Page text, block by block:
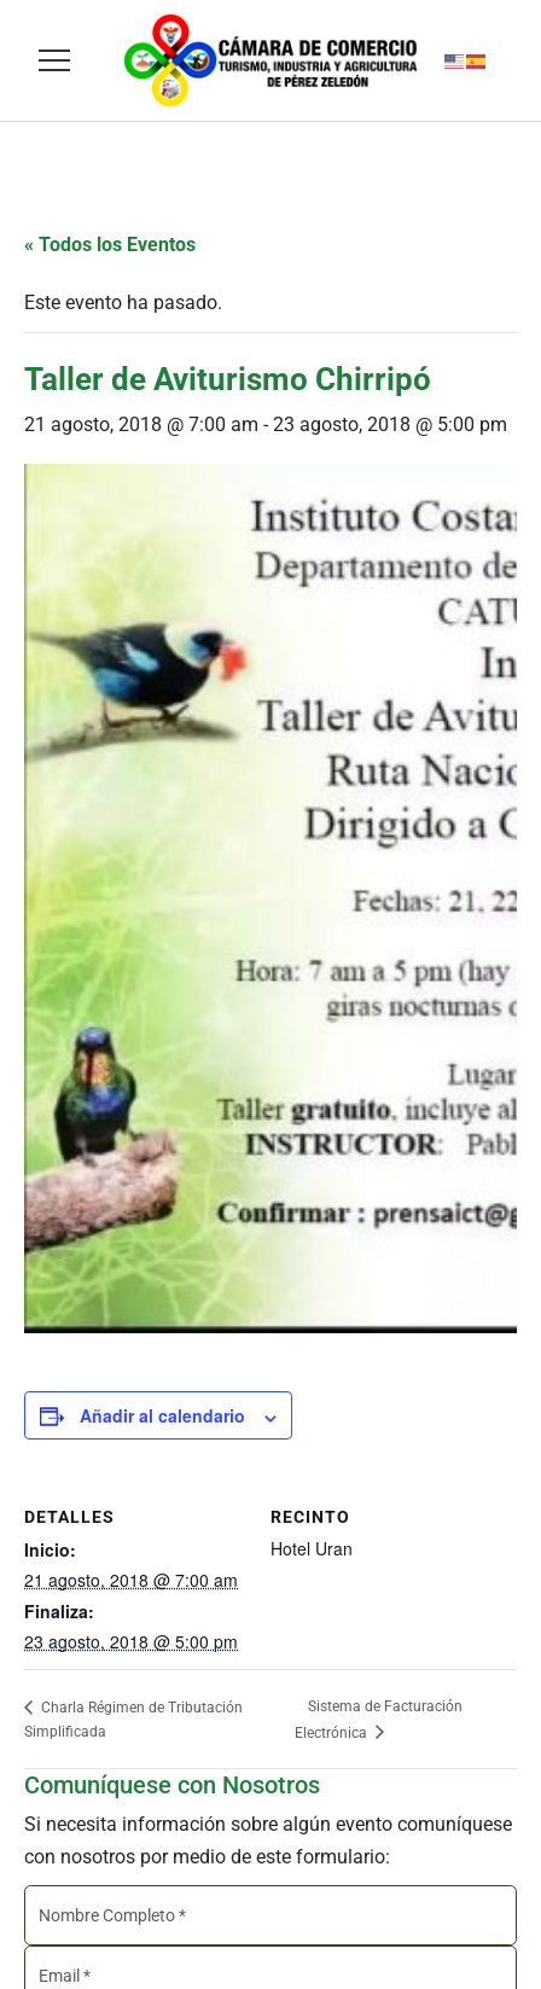
« Todos los Eventos
Este evento ha pasado.
Taller de Aviturismo Chirripó
21 agosto, 2018 @ 7:00 am -23 agosto, 2018 @ 5:00 pm
Añadir al calendario
DETALLES
Inicio:
21 agosto, 2018 @ 7:00 am
Finaliza:
23 agosto, 2018 @ 5:00 pm
RECINTO
Hotel Uran
Charla Régimen de Tributación
Simplificada
Sistema de Facturación
Electrónica
Comuníquese con Nosotros
Si necesita información sobre algún evento comuníquese
con nosotros por medio de este formulario: